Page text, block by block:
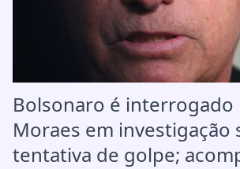
Bolsonaro é interrogado
Moraes em investigação
tentativa de golpe;